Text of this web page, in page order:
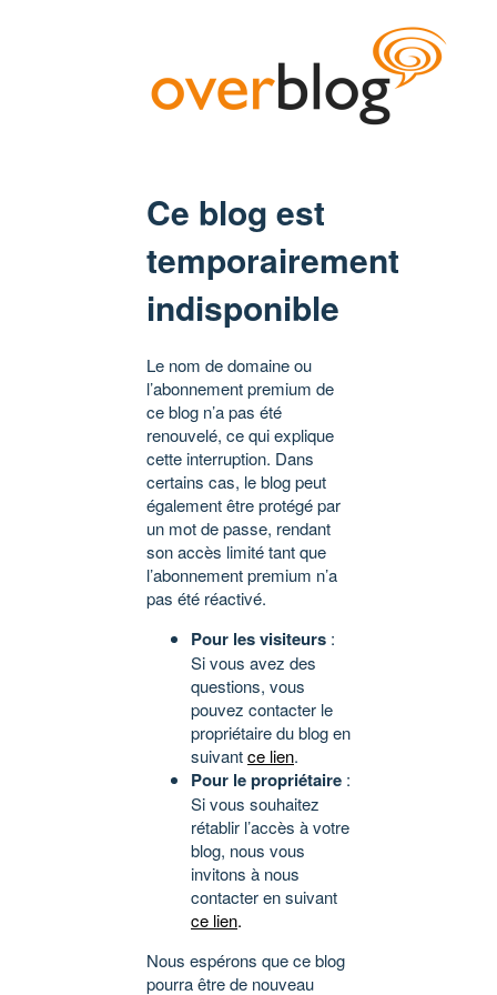
Ce blog est
temporairement
indisponible
Le nom de domaine ou
l’abonnement premium de
ce blog n’a pas été
renouvelé, ce qui explique
cette interruption. Dans
certains cas, le blog peut
également être protégé par
un mot de passe, rendant
son accès limité tant que
l’abonnement premium n’a
pas été réactivé.
Pour les visiteurs :
Si vous avez des
questions, vous
pouvez contacter le
propriétaire du blog en
suivantce lien.
Pour le propriétaire :
Si vous souhaitez
rétablir l’accès à votre
blog, nous vous
invitons à nous
contacter en suivant
ce lien.
Nous espérons que ce blog
pourra être de nouveau